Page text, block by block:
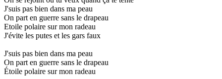
J'suis pas bien dans ma peau
On part en guerre sans le drapeau
Etoile polaire sur mon radeau
J'évite les putes et les gars faux
J'suis pas bien dans ma peau
On part en guerre sans le drapeau
Étoile polaire sur mon radeau